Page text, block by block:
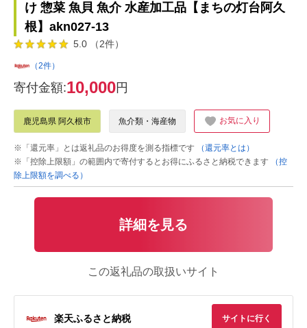
け 惣菜 魚貝 魚介 水産加工品【まちの灯台阿久
根】akn027-13
5.0 （2件）
（2件）
寄付金額:10,000円
鹿児島県 阿久根市 魚介類・海産物 お気に入り
※「還元率」とは返礼品のお得度を測る指標です
（還元率とは）
※「控除上限額」の範囲内で寄付するとお得にふるさと納税できます
（控
除上限額を調べる）
詳細を見る
この返礼品の取扱いサイト
楽天ふるさと納税 サイトに行く